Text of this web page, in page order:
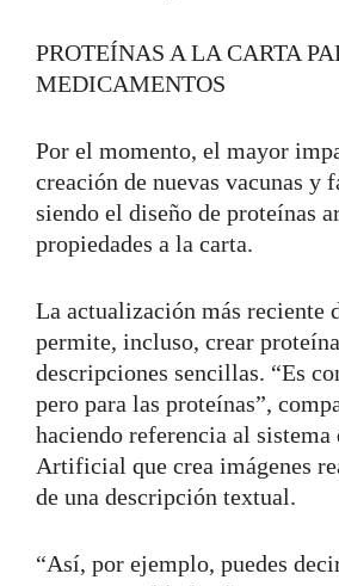
PROTEÍNAS A LA CARTA
MEDICAMENTOS
Por el momento, el mayor
creación de nuevas vacunas y
siendo el diseño de proteínas
propiedades a la carta.
La actualización más reciente
permite, incluso, crear
descripciones sencillas. “Es
pero para las proteínas”,
haciendo referencia al
Artificial que crea imágenes
de una descripción textual.
“Así, por ejemplo, puedes